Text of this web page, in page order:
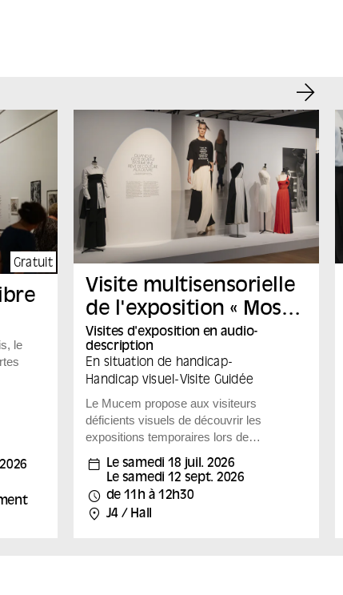
Gratuit
le
Visite multisensorielle
de l'exposition « Mossi,
la mode aussi »
Visites d'exposition en audio-
description
En situation de handicap-
Handicap visuel -Visite Guidée
Le Mucem propose aux visiteurs
déficients visuels de découvrir les
expositions temporaires lors de
visites guidées en audio-description
qui peuvent être accompagnées de
dispositifs multisensoriels.
Après le succès de l’exposition «
Fashion Folklore », le Mucem
Le samedi 18 juil. 2026
Le samedi 12 sept. 2026
de 11h à 12h30
J4 / Hall